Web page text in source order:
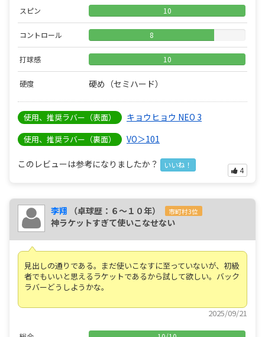
スピン 10
コントロール 8
打球感 10
硬度 硬め（セミハード）
使用、推奨ラバー（表面） キョウヒョウ NEO 3
使用、推奨ラバー（裏面） VO＞101
このレビューは参考になりましたか？ いいね！
4
李翔 （卓球歴：６～１０年） 市町村3位
神ラケットすぎて使いこなせない
見出しの通りである。まだ使いこなすに至っていないが、初級
者でもいいと思えるラケットであるから試して欲しい。バック
ラバーどうしようかな。
2025/09/21